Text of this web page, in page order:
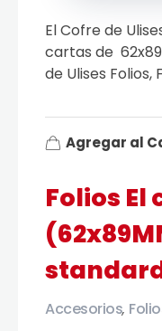
Folios El
Accesorios,
El Cofre de
cartas de
de Ulises Folios,
Agregar al